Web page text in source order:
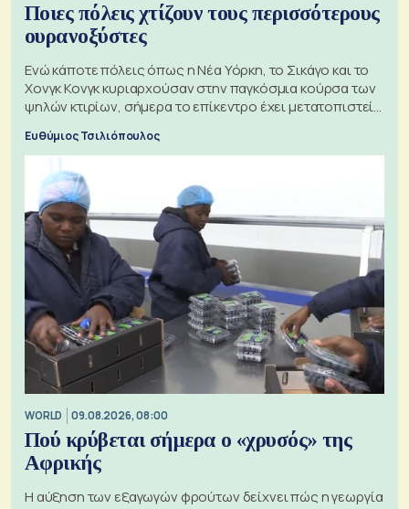
Ποιες πόλεις χτίζουν τους περισσότερους
ουρανοξύστες
Ενώ κάποτε πόλεις όπως η Νέα Υόρκη, το Σικάγο και το
Χονγκ Κονγκ κυριαρχούσαν στην παγκόσμια κούρσα των
ψηλών κτιρίων, σήμερα το επίκεντρο έχει μετατοπιστεί
Ευθύμιος Τσιλιόπουλος
WORLD 09.08.2026, 08:00
Πού κρύβεται σήμερα ο «χρυσός» της
Αφρικής
Η αύξηση των εξαγωγών φρούτων δείχνει πώς η γεωργία